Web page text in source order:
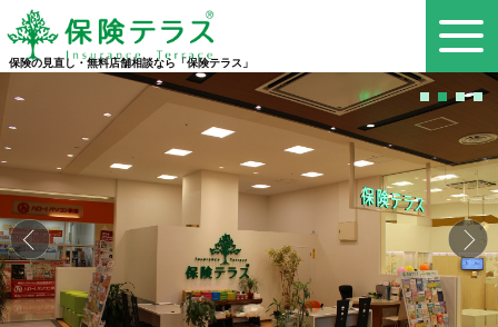
保険の見直し・無料店舗相談なら「保険テラス」